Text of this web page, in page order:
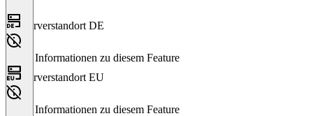
Serverstandort DE
Keine Informationen zu diesem Feature
Serverstandort EU
Keine Informationen zu diesem Feature